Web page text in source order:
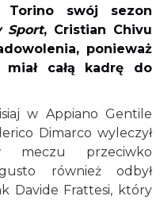
Torino swój sezon
Sport, Cristian Chivu
ponieważ
całą kadrę do
w Appiano Gentile
Dimarco wyleczył
przeciwko
również odbył
Davide Frattesi, który